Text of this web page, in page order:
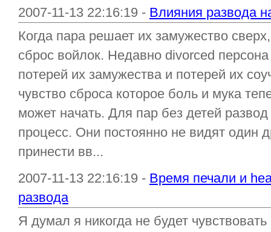
2007-11-13 22:16:19 - Влияния развода
Когда пара решает их замужество
сброс войлок. Недавно divorced
потерей их замужества и потерей их
чувство сброса которое боль и мука
может начать. Для пар без детей
процесс. Они постоянно не видят один
принести вв...
2007-11-13 22:16:19 - Время печали и
развода
Я думал я никогда не будет